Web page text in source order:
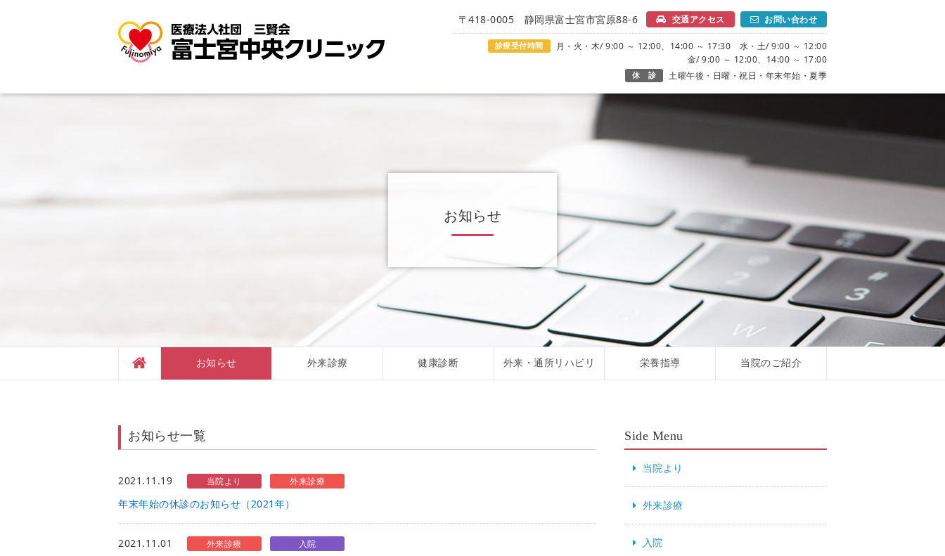
〒418-0005 静岡県富士宮市宮原88-6 交通アクセス お問い合わせ
診療受付時間
月・火・木/ 9:00 ～ 12:00、14:00 ～ 17:30 水・土/ 9:00 ～ 12:00
金/ 9:00 ～ 12:00、14:00 ～ 17:00
休 診 土曜午後・日曜・祝日・年末年始・夏季
お知らせ
お知らせ 外来診療 健康診断 外来・通所リハビリ 栄養指導 当院のご紹介
お知らせ一覧
2021.11.19 当院より 外来診療
年末年始の休診のお知らせ（2021年）
2021.11.01 外来診療 入院
Side Menu
当院より
外来診療
入院